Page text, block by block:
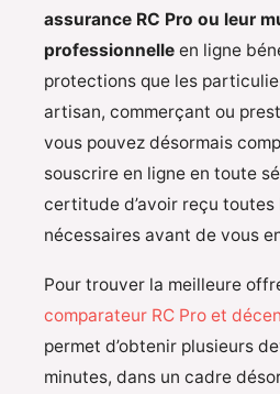
assurance RC Pro ou leur
professionnelle en ligne
protections que les
artisan, commerçant ou
vous pouvez désormais
souscrire en ligne en toute
certitude d’avoir reçu
nécessaires avant de vous
Pour trouver la meilleure
comparateur RC Pro et
permet d’obtenir plusieurs
minutes, dans un cadre